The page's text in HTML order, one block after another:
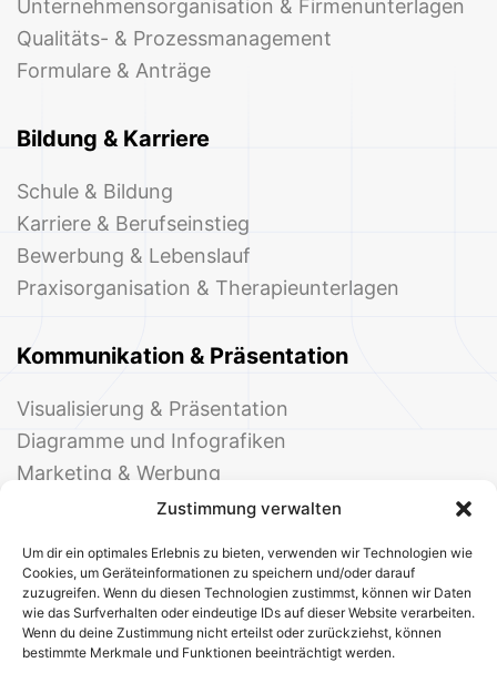
Zustimmung verwalten
Um dir ein optimales Erlebnis zu bieten, verwenden wir Technologien wie
Cookies, um Geräteinformationen zu speichern und/oder darauf
zuzugreifen. Wenn du diesen Technologien zustimmst, können wir Daten
wie das Surfverhalten oder eindeutige IDs auf dieser Website verarbeiten.
Wenn du deine Zustimmung nicht erteilst oder zurückziehst, können
bestimmte Merkmale und Funktionen beeinträchtigt werden.
Unternehmensorganisation & Firmenunterlagen
Qualitäts- & Prozessmanagement
Formulare & Anträge
Bildung & Karriere
Schule & Bildung
Karriere & Berufseinstieg
Bewerbung & Lebenslauf
Praxisorganisation & Therapieunterlagen
Kommunikation & Präsentation
Visualisierung & Präsentation
Diagramme und Infografiken
Marketing & Werbung
Events & Einladungen
© 2025 Deine Welt der Office-Vorlagen